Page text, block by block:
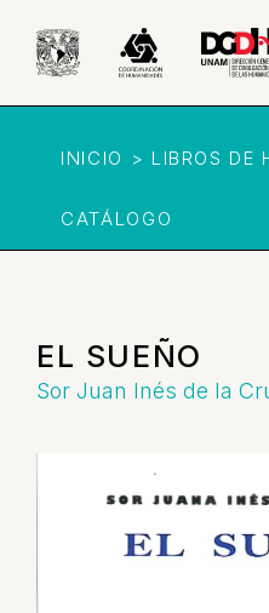
INICIO > LIBROS DE
CATÁLOGO
EL SUEÑO
Sor Juan Inés de la